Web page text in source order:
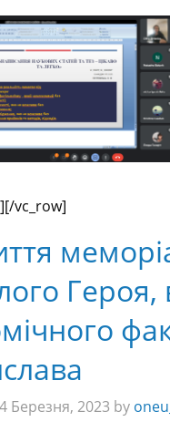
vc_row]
Березня, 2023 by